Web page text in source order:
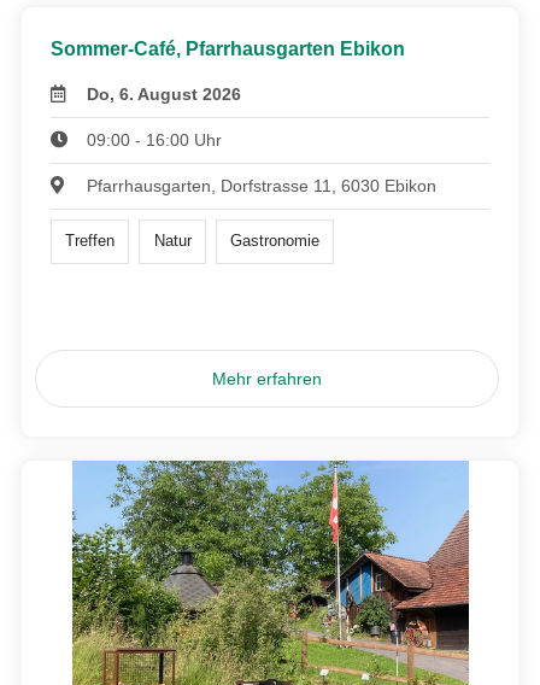
Sommer-Café, Pfarrhausgarten Ebikon
Do, 6. August 2026
09:00 - 16:00 Uhr
Pfarrhausgarten, Dorfstrasse 11, 6030 Ebikon
Treffen Natur Gastronomie
Mehr erfahren